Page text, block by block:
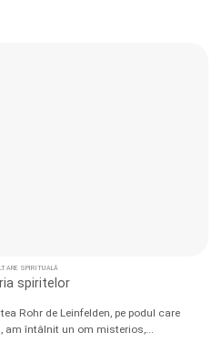
SPIRITUALĂ
spiritelor
Rohr de Leinfelden, pe podul care
am întâlnit un om misterios,...